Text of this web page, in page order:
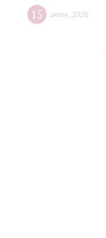
15 июля 2026